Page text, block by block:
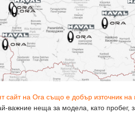
сайт на Ora също е добър източник
важние неща за модела, като пробег,